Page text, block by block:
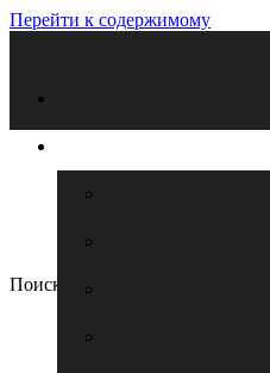
Перейти к содержимому
Поиск